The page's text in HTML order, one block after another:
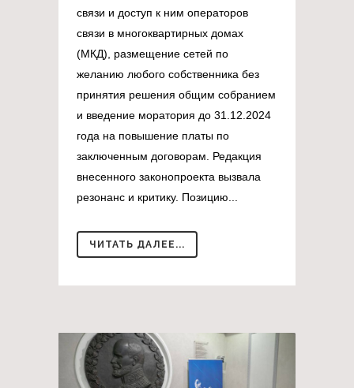
связи и доступ к ним операторов
связи в многоквартирных домах
(МКД), размещение сетей по
желанию любого собственника без
принятия решения общим собранием
и введение моратория до 31.12.2024
года на повышение платы по
заключенным договорам. Редакция
внесенного законопроекта вызвала
резонанс и критику. Позицию...
ЧИТАТЬ ДАЛЕЕ...